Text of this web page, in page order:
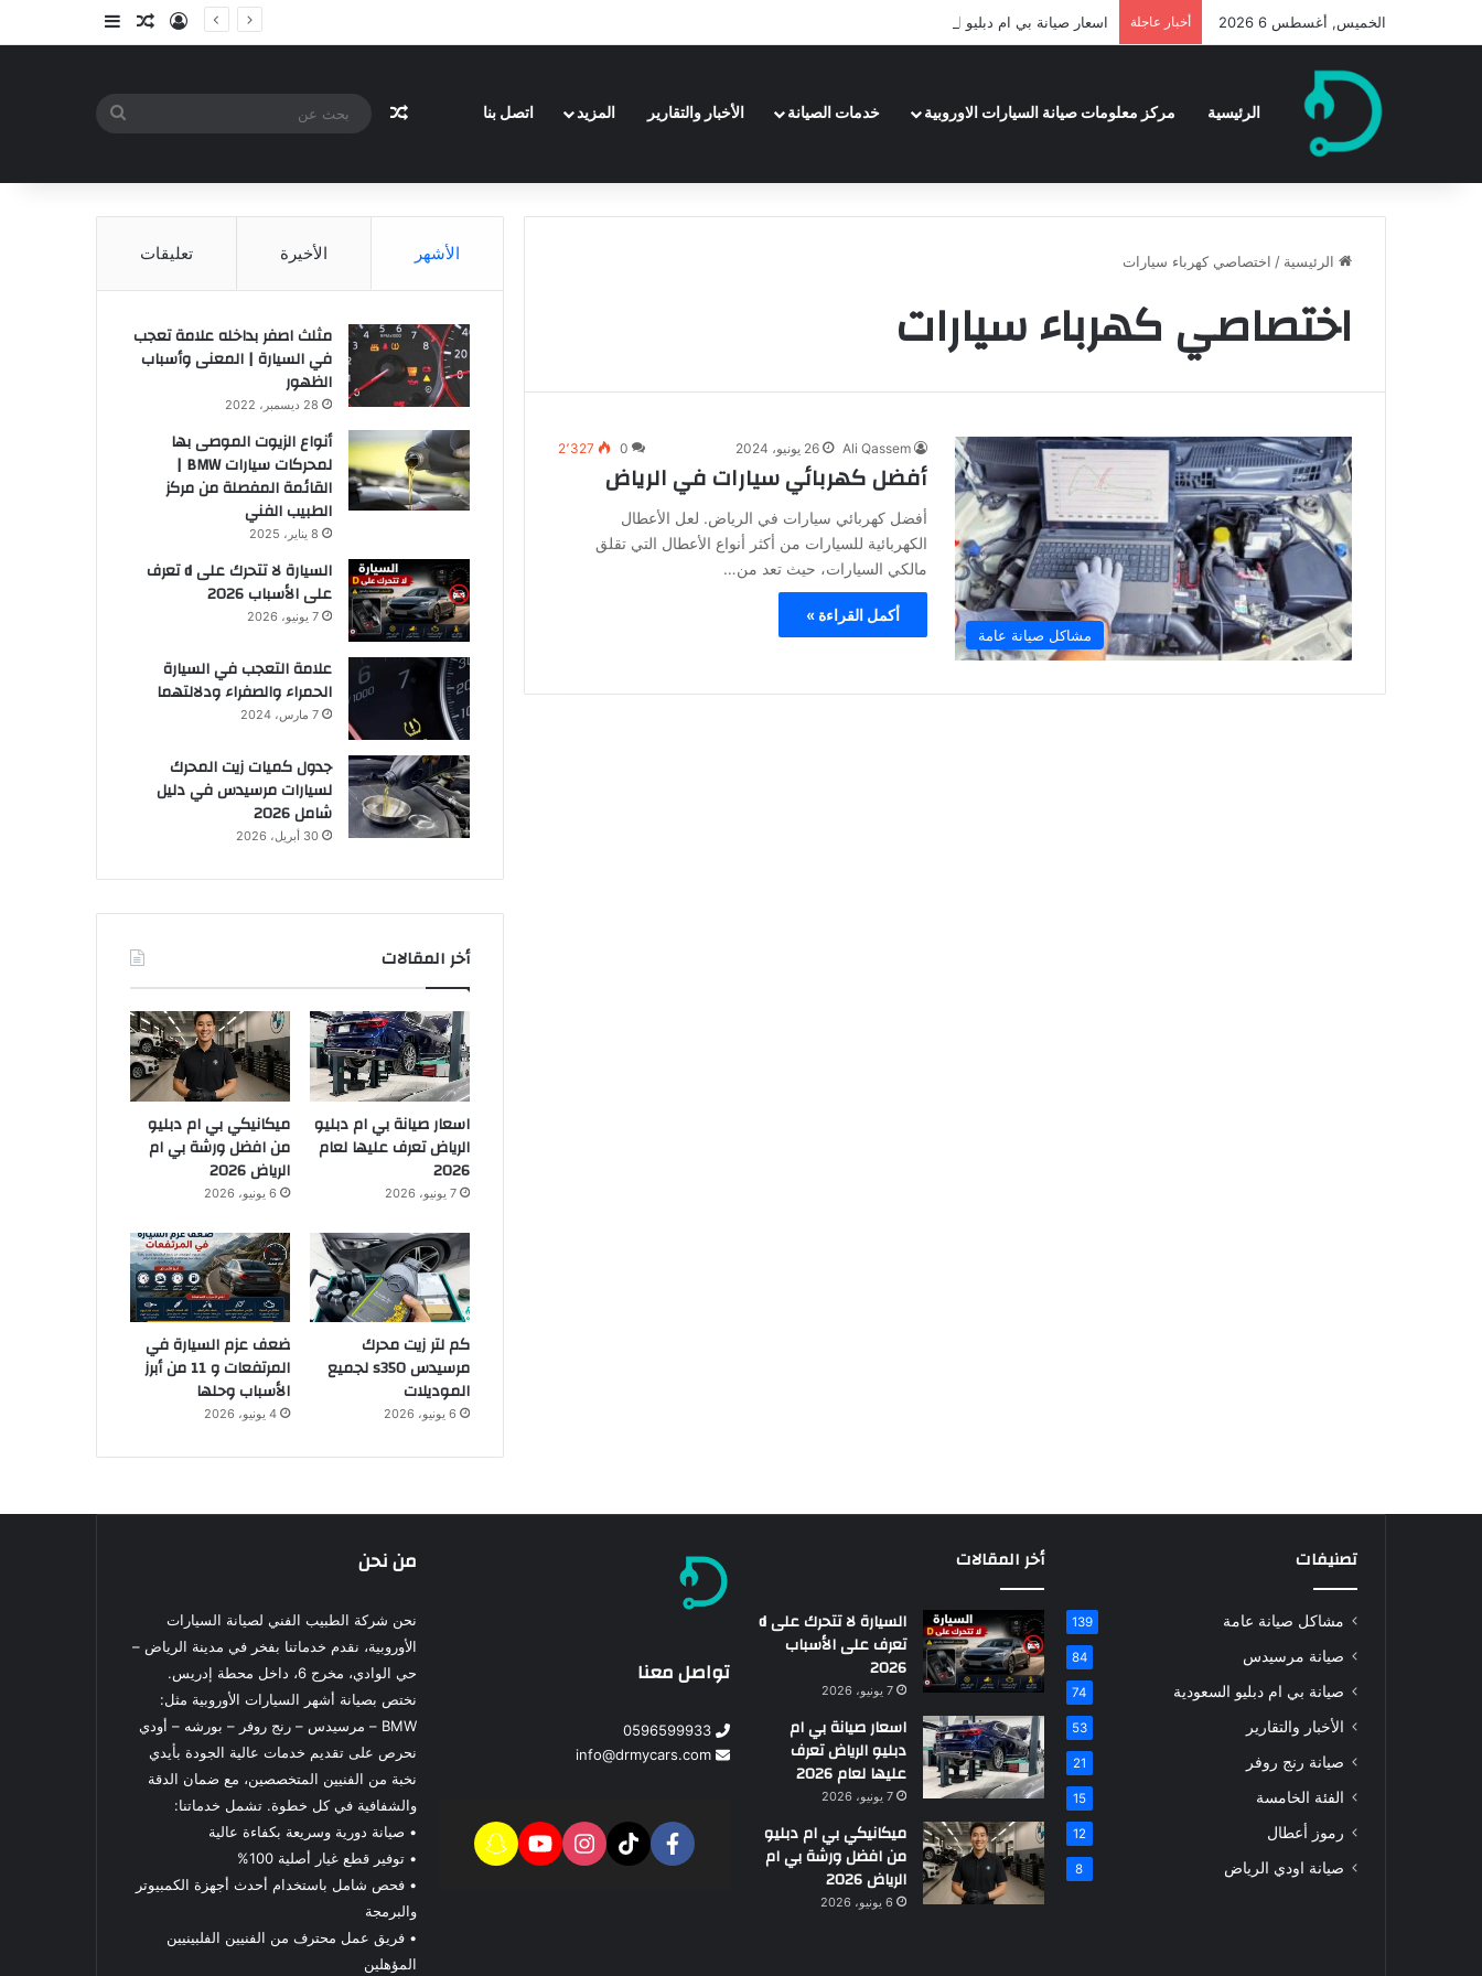
الخميس, أغسطس 6 2026 أخبار عاجلة اسعار صيانة بي ام دبليو الرياض تعرف عليها لعام 2026 تسجيل الدخول
مقال عشوائي
الرئيسية مركز معلومات صيانة السيارات الاوروبية خدمات الصيانة الأخبار والتقارير المزيد اتصل بنا مقال عشوائي
الرئيسية / اختصاصي كهرباء سيارات
اختصاصي كهرباء سيارات
مشاكل صيانة عامة
Ali Qassem 26 يونيو، 2024 0 2٬327
أفضل كهربائي سيارات في الرياض
أفضل كهربائي سيارات في الرياض. لعل الأعطال
الكهربائية للسيارات من أكثر أنواع الأعطال التي تقلق
مالكي السيارات، حيث تعد من…
أكمل القراءة »
الأشهر الأخيرة تعليقات
مثلث اصفر بداخله علامة تعجب
في السيارة | المعنى وأسباب
الظهور
28 ديسمبر، 2022
أنواع الزيوت الموصى بها
لمحركات سيارات BMW |
القائمة المفصلة من مركز
الطبيب الفني
8 يناير، 2025
السيارة لا تتحرك على d تعرف
على الأسباب 2026
7 يونيو، 2026
علامة التعجب في السيارة
الحمراء والصفراء ودلالتهما
7 مارس، 2024
جدول كميات زيت المحرك
لسيارات مرسيدس في دليل
شامل 2026
30 أبريل، 2026
أخر المقالات
اسعار صيانة بي ام دبليو
الرياض تعرف عليها لعام
2026
7 يونيو، 2026
ميكانيكي بي ام دبليو
من افضل ورشة بي ام
الرياض 2026
6 يونيو، 2026
كم لتر زيت محرك
مرسيدس s350 لجميع
الموديلات
6 يونيو، 2026
ضعف عزم السيارة في
المرتفعات و 11 من أبرز
الأسباب وحلها
4 يونيو، 2026
تصنيفات
مشاكل صيانة عامة 139
صيانة مرسيدس 84
صيانة بي ام دبليو السعودية 74
الأخبار والتقارير 53
صيانة رنج روفر 21
الفئة الخامسة 15
رموز أعطال 12
صيانة اودي الرياض 8
أخر المقالات
السيارة لا تتحرك على d
تعرف على الأسباب
2026
7 يونيو، 2026
اسعار صيانة بي ام
دبليو الرياض تعرف
عليها لعام 2026
7 يونيو، 2026
ميكانيكي بي ام دبليو
من افضل ورشة بي ام
الرياض 2026
6 يونيو، 2026
تواصل معنا
0596599933
info@drmycars.com
من نحن
نحن شركة الطبيب الفني لصيانة السيارات
الأوروبية، نقدم خدماتنا بفخر في مدينة الرياض –
حي الوادي، مخرج 6، داخل محطة إدريس.
نختص بصيانة أشهر السيارات الأوروبية مثل:
BMW – مرسيدس – رنج روفر – بورشه – أودي
نحرص على تقديم خدمات عالية الجودة بأيدي
نخبة من الفنيين المتخصصين، مع ضمان الدقة
والشفافية في كل خطوة. تشمل خدماتنا:
• صيانة دورية وسريعة بكفاءة عالية
• توفير قطع غيار أصلية 100%
• فحص شامل باستخدام أحدث أجهزة الكمبيوتر
والبرمجة
• فريق عمل محترف من الفنيين الفلبينيين
المؤهلين